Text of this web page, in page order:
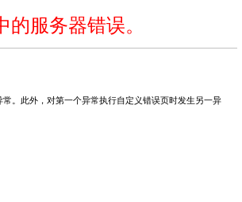
的服务器错误。
。此外，对第一个异常执行自定义错误页时发生另一异